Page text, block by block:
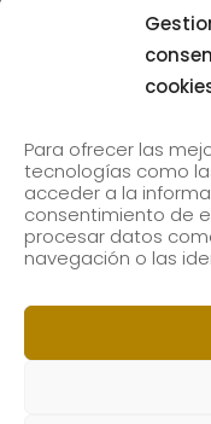
Para ofrecer las
tecnologías como
acceder a la
consentimiento de
procesar datos
navegación o las
Tolliver en el 61
Subscribe to our
email.